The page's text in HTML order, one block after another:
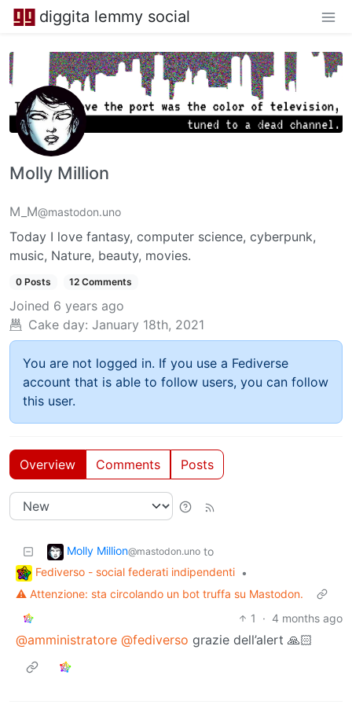
diggita lemmy social
Molly Million
M_M@mastodon.uno
Today I love fantasy, computer science, cyberpunk,
music, Nature, beauty, movies.
0 Posts 12 Comments
Joined 6 years ago
Cake day: January 18th, 2021
You are not logged in. If you use a Fediverse
account that is able to follow users, you can follow
this user.
Overview Comments Posts
Molly Million@mastodon.uno to
Fediverso - social federati indipendenti •
⚠️ Attenzione: sta circolando un bot truffa su Mastodon.
1
· 4 months ago
@amministratore @fediverso grazie dell’alert 🙏🏻